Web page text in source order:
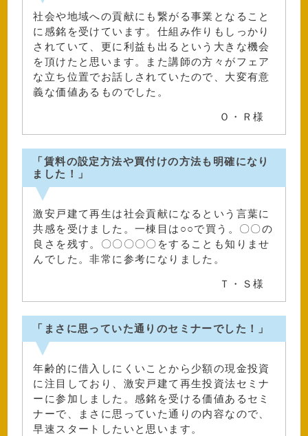
社会や地域への貢献にも繋がる事業となること
に感銘を受けています。仕組み作りもしっかり
されていて、更に利益も出るという大きな機会
を頂けたと思います。また講師の方々がフェア
な立ち位置でお話しされていたので、大変有意
義な価値あるものでした。
Ｏ・Ｒ様
「賃料の設定方法や買付けの方法も明確になり
ました！」
激安戸建て再生は社会貢献になるという言葉に
共感を受けました。一棟目は○○で買う。〇〇の
良さを残す。〇〇〇〇〇をすることも知りませ
んでした。非常に参考になりました。
Ｔ・Ｓ様
「まさに思っていた通りのセミナーでした！」
年齢的に借入しにくいことから少額の現金投資
に注目しており、激安戸建て再生投資法セミナ
ーに参加しました。感銘を受ける価値あるセミ
ナーで、まさに思っていた通りの内容なので、
早速スタートしたいと思います。